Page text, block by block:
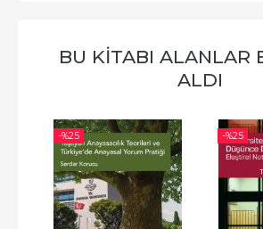
BU KITABI ALANLAR
ALDI
-%25 -%25